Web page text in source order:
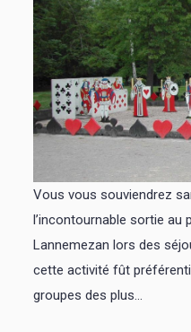
Vous vous souviendrez
l’incontournable sortie au
Lannemezan lors des
cette activité fût
groupes des plus...